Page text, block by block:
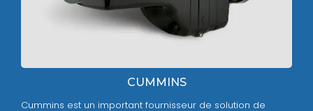
CUMMINS
Cummins est un important fournisseur de solution de